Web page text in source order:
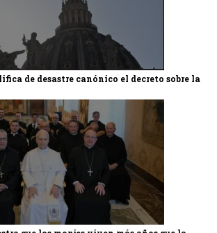
de desastre canónico el decreto sobre la